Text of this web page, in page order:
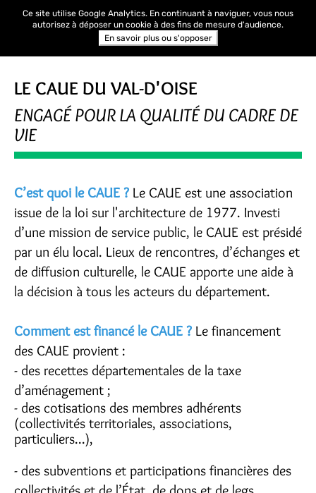
LE CAUE DU VAL-D'OISE
ENGAGÉ POUR LA QUALITÉ DU CADRE DE
VIE
C’est quoi le CAUE ? Le CAUE est une association
issue de la loi sur l'architecture de 1977. Investi
d’une mission de service public, le CAUE est présidé
par un élu local. Lieux de rencontres, d’échanges et
de diffusion culturelle, le CAUE apporte une aide à
la décision à tous les acteurs du département.
Comment est financé le CAUE ? Le financement
des CAUE provient :
- des recettes départementales de la taxe
d’aménagement ;
- des cotisations des membres adhérents
(collectivités territoriales, associations,
particuliers...),
- des subventions et participations financières des
Ce site utilise Google Analytics. En continuant à naviguer, vous nous
autorisez à déposer un cookie à des fins de mesure d'audience.
En savoir plus ou s'opposer